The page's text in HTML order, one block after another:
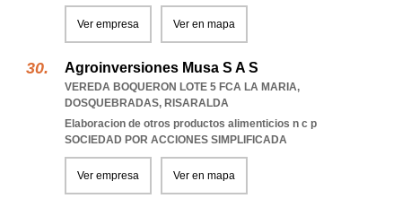
Ver empresa Ver en mapa
Agroinversiones Musa S A S
VEREDA BOQUERON LOTE 5 FCA LA MARIA,
DOSQUEBRADAS, RISARALDA
Elaboracion de otros productos alimenticios n c p
SOCIEDAD POR ACCIONES SIMPLIFICADA
Ver empresa Ver en mapa